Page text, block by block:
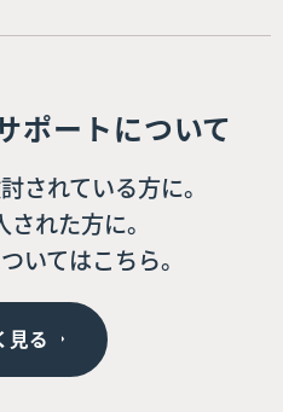
ポートについて
されている方に。
れた方に。
いてはこちら。
見る